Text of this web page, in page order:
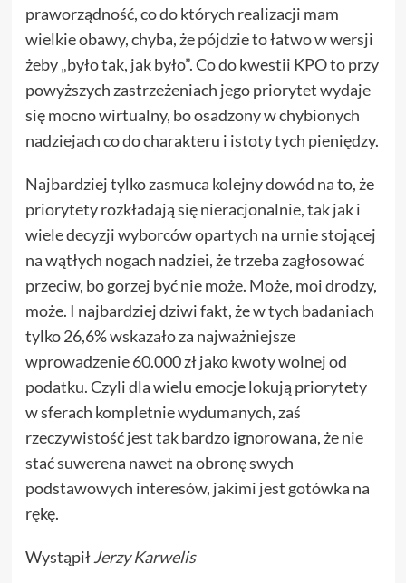
praworządność, co do których realizacji mam
wielkie obawy, chyba, że pójdzie to łatwo w wersji
żeby „było tak, jak było”. Co do kwestii KPO to przy
powyższych zastrzeżeniach jego priorytet wydaje
się mocno wirtualny, bo osadzony w chybionych
nadziejach co do charakteru i istoty tych pieniędzy.
Najbardziej tylko zasmuca kolejny dowód na to, że
priorytety rozkładają się nieracjonalnie, tak jak i
wiele decyzji wyborców opartych na urnie stojącej
na wątłych nogach nadziei, że trzeba zagłosować
przeciw, bo gorzej być nie może. Może, moi drodzy,
może. I najbardziej dziwi fakt, że w tych badaniach
tylko 26,6% wskazało za najważniejsze
wprowadzenie 60.000 zł jako kwoty wolnej od
podatku. Czyli dla wielu emocje lokują priorytety
w sferach kompletnie wydumanych, zaś
rzeczywistość jest tak bardzo ignorowana, że nie
stać suwerena nawet na obronę swych
podstawowych interesów, jakimi jest gotówka na
rękę.
WystąpiłJerzy Karwelis